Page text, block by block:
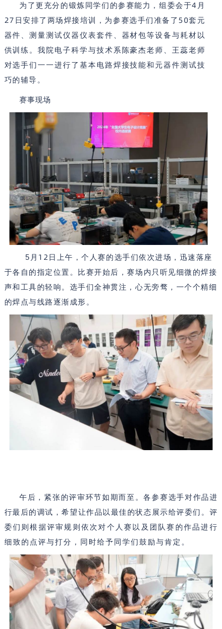
为了更充分的锻炼同学们的参赛能力，组委会于4 月
27 日安排了两场焊接培训，为参赛选手们准备了 50套元
器件、测量测试仪器仪表套件、器材包等设备与耗材以
供训练。我院电子科学与技术系陈豪杰老师、王蕊老师
对选手们一一进行了基本电路焊接技能和元器件测试技
巧的辅导。
赛事现场
5 月 12 日上午，个人赛的选手们依次进场，迅速落座
于各自的指定位置。比赛开始后，赛场内只听见细微的焊接
声和工具的轻响。选手们全神贯注，心无旁骛，一个个精细
的焊点与线路逐渐成形。
午后，紧张的评审环节如期而至。各参赛选手对作品进
行最后的调试，希望让作品以最佳的状态展示给评委们。 评
委们则根据评审规则依次对个人赛以及团队赛的作品进行
细致的点评与打分，同时给予同学们鼓励与肯定。